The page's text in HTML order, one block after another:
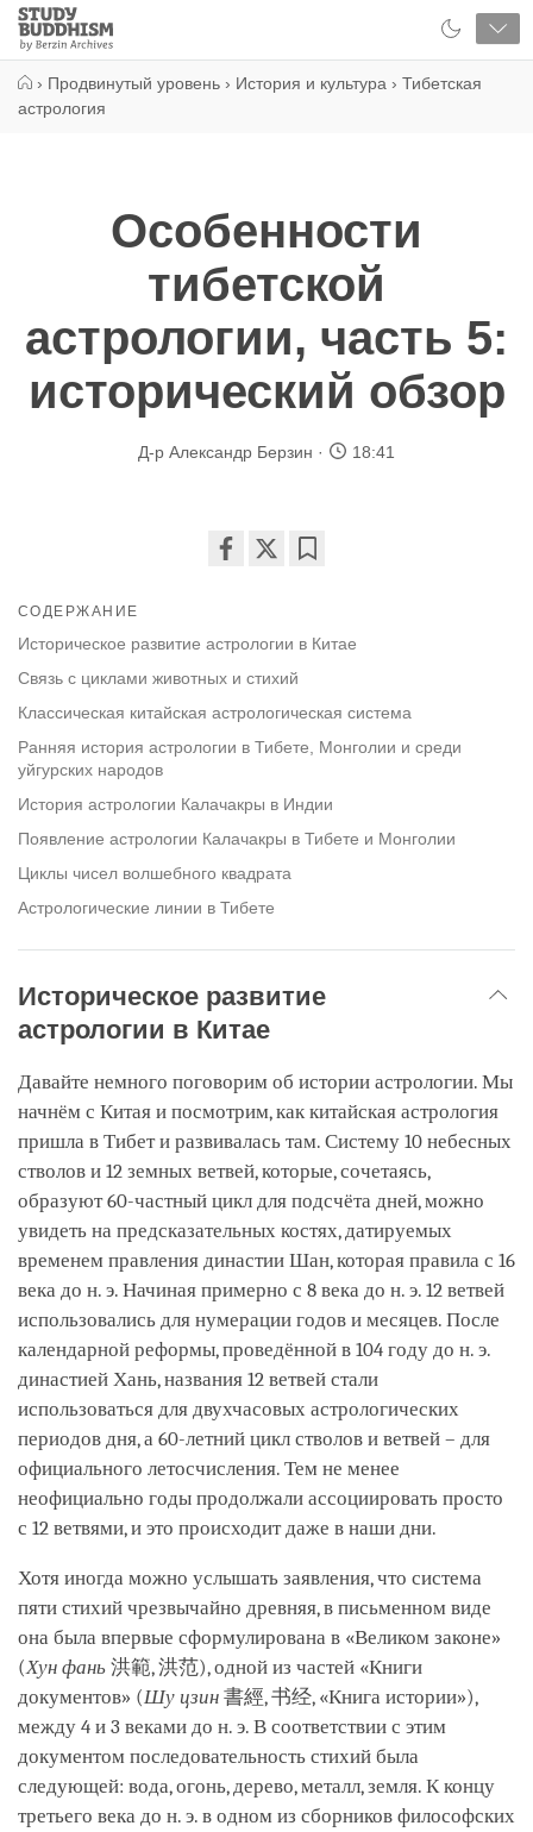
Close
Study
Buddhism
› Продвинутый уровень › История и культура › Тибетская
астрология
Особенности
тибетской
астрологии, часть 5:
исторический обзор
Д-р Александр Берзин 18:41
СОДЕРЖАНИЕ
Историческое развитие астрологии в Китае
Связь с циклами животных и стихий
Классическая китайская астрологическая система
Ранняя история астрологии в Тибете, Монголии и среди
уйгурских народов
История астрологии Калачакры в Индии
Появление астрологии Калачакры в Тибете и Монголии
Циклы чисел волшебного квадрата
Астрологические линии в Тибете
Историческое развитие
астрологии в Китае
Давайте немного поговорим об истории астрологии. Мы
начнём с Китая и посмотрим, как китайская астрология
пришла в Тибет и развивалась там. Систему 10 небесных
стволов и 12 земных ветвей, которые, сочетаясь,
образуют 60-частный цикл для подсчёта дней, можно
увидеть на предсказательных костях, датируемых
временем правления династии Шан, которая правила с 16
века до н. э. Начиная примерно с 8 века до н. э. 12 ветвей
использовались для нумерации годов и месяцев. После
календарной реформы, проведённой в 104 году до н. э.
династией Хань, названия 12 ветвей стали
использоваться для двухчасовых астрологических
периодов дня, а 60-летний цикл стволов и ветвей – для
официального летосчисления. Тем не менее
неофициально годы продолжали ассоциировать просто
с 12 ветвями, и это происходит даже в наши дни.
Хотя иногда можно услышать заявления, что система
пяти стихий чрезвычайно древняя, в письменном виде
она была впервые сформулирована в «Великом законе»
(Хун фань 洪範, 洪范), одной из частей «Книги
документов» (Шу цзин 書經, 书经, «Книга истории»),
между 4 и 3 веками до н. э. В соответствии с этим
документом последовательность стихий была
следующей: вода, огонь, дерево, металл, земля. К концу
третьего века до н. э. в одном из сборников философских